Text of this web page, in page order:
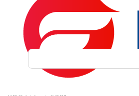
Наш адрес: 2-я